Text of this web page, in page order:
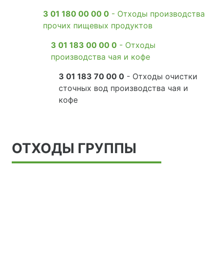
3 01 180 00 00 0 - Отходы производства
прочих пищевых продуктов
3 01 183 00 00 0 - Отходы
производства чая и кофе
3 01 183 70 00 0 - Отходы очистки
сточных вод производства чая и
кофе
ОТХОДЫ ГРУППЫ